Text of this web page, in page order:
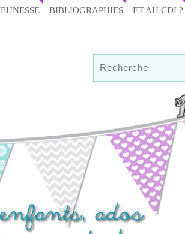
BIBLIOGRAPHIES ET AU CDI ?